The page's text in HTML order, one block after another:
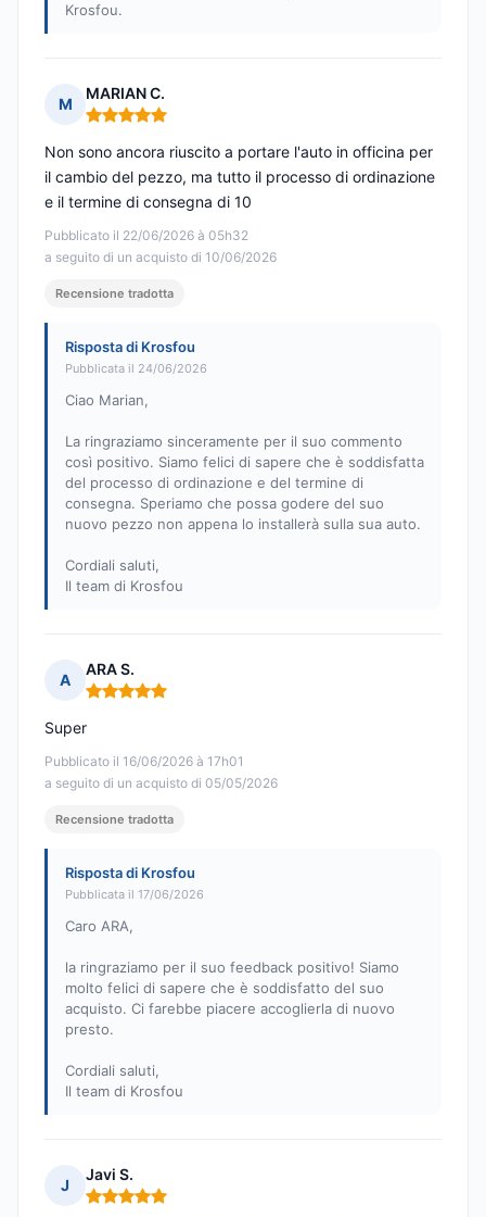
Krosfou.
M
MARIAN C.
Nota: 5 su 5
Pubblicato il 22/06/2026 à 05h32
a seguito di un acquisto di 10/06/2026
Non sono ancora riuscito a portare l'auto in officina per
il cambio del pezzo, ma tutto il processo di ordinazione
e il termine di consegna di 10
Recensione tradotta
Risposta di Krosfou
Pubblicata il 24/06/2026
Ciao Marian,
La ringraziamo sinceramente per il suo commento
così positivo. Siamo felici di sapere che è soddisfatta
del processo di ordinazione e del termine di
consegna. Speriamo che possa godere del suo
nuovo pezzo non appena lo installerà sulla sua auto.
Cordiali saluti,
Il team di Krosfou
A
ARA S.
Nota: 5 su 5
Pubblicato il 16/06/2026 à 17h01
a seguito di un acquisto di 05/05/2026
Super
Recensione tradotta
Risposta di Krosfou
Pubblicata il 17/06/2026
Caro ARA,
la ringraziamo per il suo feedback positivo! Siamo
molto felici di sapere che è soddisfatto del suo
acquisto. Ci farebbe piacere accoglierla di nuovo
presto.
Cordiali saluti,
Il team di Krosfou
J
Javi S.
Nota: 5 su 5